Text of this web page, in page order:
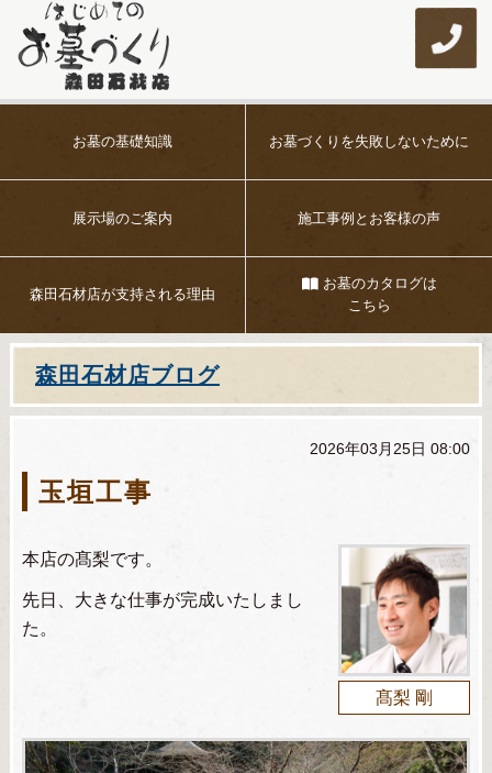
お墓の基礎知識 お墓づくりを失敗しないために
展示場のご案内 施工事例とお客様の声
森田石材店が支持される理由
お墓のカタログは
こちら
森田石材店ブログ
玉垣工事
2026年03月25日 08:00
髙梨 剛
本店の髙梨です。
先日、大きな仕事が完成いたしまし
た。